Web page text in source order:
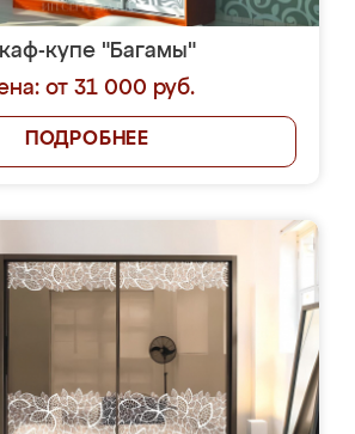
купе "Багамы"
от 31 000 руб.
ПОДРОБНЕЕ